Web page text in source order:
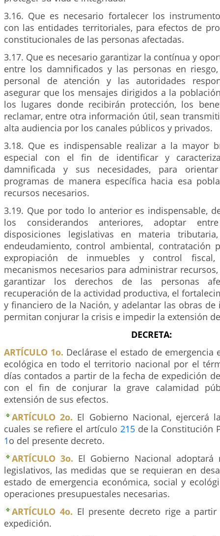
3.16. Que es necesario fortalecer los
con las entidades territoriales, para efectos de
constitucionales de las personas afectadas.
3.17. Que es necesario garantizar la contínua y
entre los damnificados y las personas en
personal de atención y las autoridades
asegurar que los mensajes dirigidos a la
los lugares donde recibirán protección, los
reclamar, entre otra información útil, sean
alta audiencia por los canales públicos y privados.
3.18. Que es indispensable realizar a la mayor
especial con el fin de identificar y
damnificada y sus necesidades, para
programas de manera específica hacia esa
recursos necesarios.
3.19. Que por todo lo anterior es indispensable,
los considerandos anteriores, adoptar
disposiciones legislativas en materia
endeudamiento, control ambiental, contratación
expropiación de inmuebles y control
mecanismos necesarios para administrar
garantizar los derechos de las personas
recuperación de la actividad productiva, el
y financiero de la Nación, y adelantar las obras
permitan conjurar la crisis e impedir la extensión
DECRETA:
ARTÍCULO 1o. Declárase el estado de emergencia
ecológica en todo el territorio nacional por el
días contados a partir de la fecha de expedición
con el fin de conjurar la grave calamidad
extensión de sus efectos.
ARTÍCULO 2o. El Gobierno Nacional, ejercerá
cuales se refiere el artículo 215de la Constitución
1o del presente decreto.
ARTÍCULO 3o. El Gobierno Nacional adoptará
legislativos, las medidas que se requieran en
estado de emergencia económica, social y
operaciones presupuestales necesarias.
ARTÍCULO 4o. El presente decreto rige a
expedición.